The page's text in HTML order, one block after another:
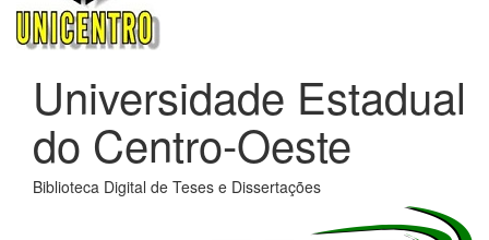
Universidade Estadual
do Centro-Oeste
Biblioteca Digital de Teses e Dissertações